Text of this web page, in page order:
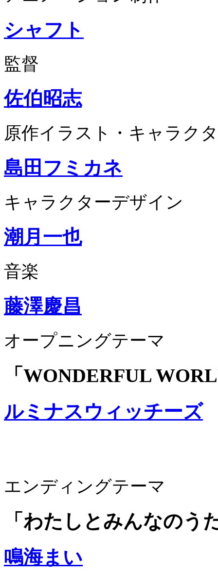
シャフト
監督
佐伯昭志
原作イラスト・キャラク
島田フミカネ
キャラクターデザイン
潮月一也
音楽
藤澤慶昌
オープニングテーマ
「WONDERFUL
ルミナスウィッチーズ
エンディングテーマ
「わたしとみんなのう
鳴海まい